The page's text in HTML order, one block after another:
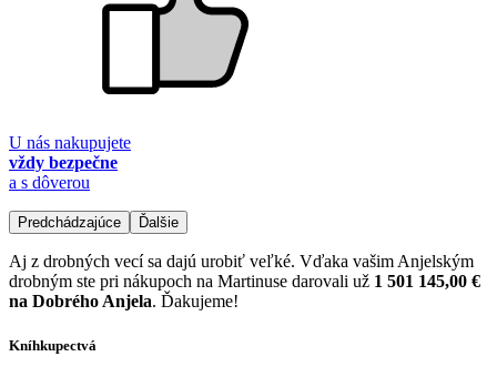
U nás nakupujete
vždy bezpečne
a s dôverou
Predchádzajúce Ďalšie
Aj z drobných vecí sa dajú urobiť veľké. Vďaka vašim Anjelským
drobným ste pri nákupoch na Martinuse darovali už 1 501 145,00 €
na Dobrého Anjela. Ďakujeme!
Kníhkupectvá